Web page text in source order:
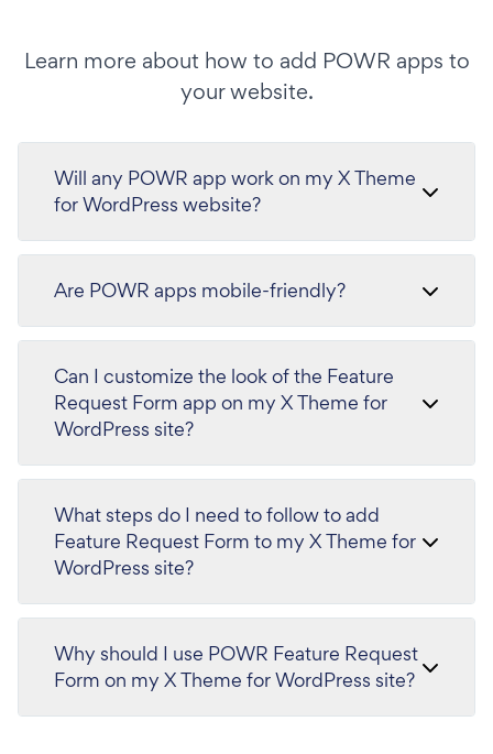
Learn more about how to add POWR apps to
your website.
Will any POWR app work on my X Theme
for WordPress website?
Are POWR apps mobile-friendly?
Can I customize the look of the Feature
Request Form app on my X Theme for
WordPress site?
What steps do I need to follow to add
Feature Request Form to my X Theme for
WordPress site?
Why should I use POWR Feature Request
Form on my X Theme for WordPress site?